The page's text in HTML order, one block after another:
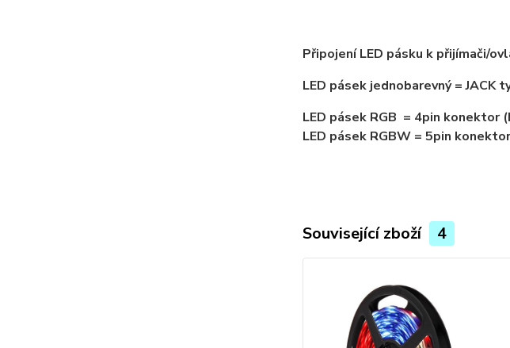
Připojení LED pásku k přijímači/
LED pásek jednobarevný = JACK
LED pásek RGB = 4pin konektor
LED pásek RGBW = 5pin
Související zboží 4